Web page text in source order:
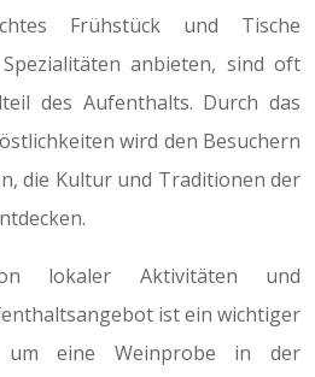
Frühstück und Tische
anbieten, sind oft
des Aufenthalts. Durch das
wird den Besuchern
die Kultur und Traditionen der
lokaler Aktivitäten und
ist ein wichtiger
eine Weinprobe in der